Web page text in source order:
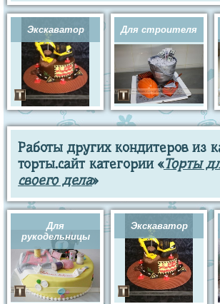
Экскаватор Для строителя
Работы других кондитеров из
торты.сайт категории «Торты
своего дела»
Для
рукодельницы
Экскаватор